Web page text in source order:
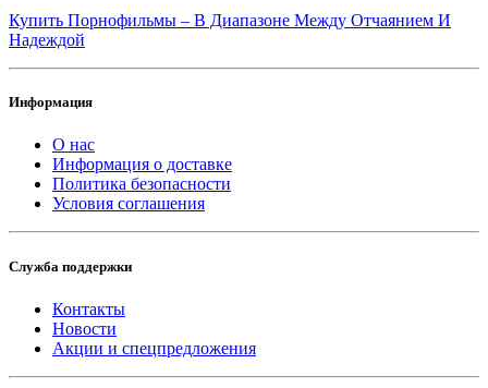
Купить Порнофильмы – В Диапазоне Между Отчаянием И
Надеждой
Информация
О нас
Информация о доставке
Политика безопасности
Условия соглашения
Служба поддержки
Контакты
Новости
Акции и спецпредложения